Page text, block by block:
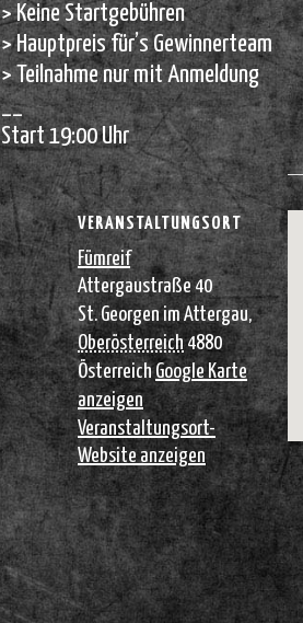
> Keine Startgebühren
> Hauptpreis für’s Gewinnerteam
> Teilnahme nur mit Anmeldung
__
Start 19:00 Uhr
VERANSTALTUNGSORT
Fümreif
Attergaustraße 40
St. Georgen im Attergau,
Oberösterreich 4880
ÖsterreichGoogle Karte
anzeigen
Veranstaltungsort-
Website anzeigen